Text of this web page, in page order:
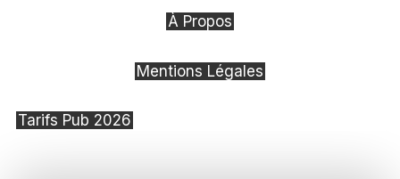
À Propos
Mentions Légales
Tarifs Pub 2026